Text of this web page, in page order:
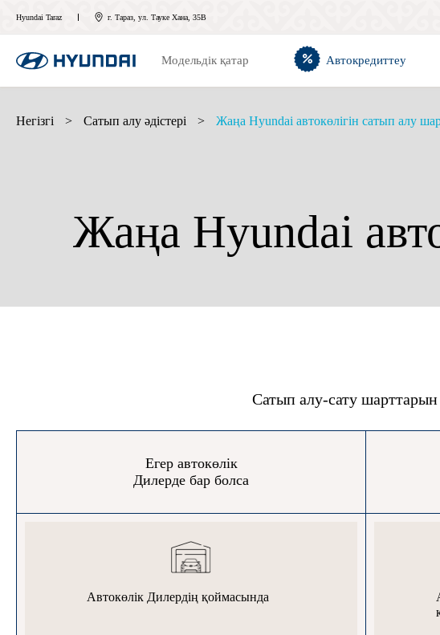
Hyundai Taraz г. Тараз, ул. Тауке Хана, 35В
Модельдік қатар Автокредиттеу
Негізгі > Сатып алу әдістері > Жаңа Hyundai автокөлігін сатып алу
Жаңа Hyundai
Сатып алу-сату шарттарын
Егер автокөлік
Дилерде бар болса
Автокөлік Дилердің қоймасында